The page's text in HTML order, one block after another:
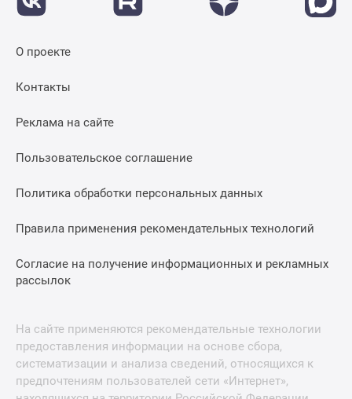
О проекте
Контакты
Реклама на сайте
Пользовательское соглашение
Политика обработки персональных данных
Правила применения рекомендательных технологий
Согласие на получение информационных и рекламных
рассылок
На сайте применяются рекомендательные технологии
предоставления информации на основе сбора,
систематизации и анализа сведений, относящихся к
предпочтениям пользователей сети «Интернет»,